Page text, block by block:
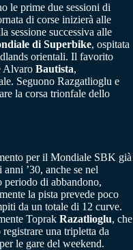
le prime due sessioni di
di corse inizierà alle
sessione successiva alle
di Superbike, ospitata
orientali. Il favorito
Alvaro Bautista,
Seguono Razgatlioglu e
la corsa trionfale dello
per il Mondiale SBK già
’30, anche se nel
periodo di abbandono,
la pista prevede poco
da un totale di 12 curve.
Toprak Razatlioglu, che
una tripletta da
le gare del weekend.